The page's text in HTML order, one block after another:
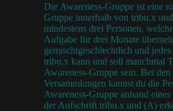
Die Awareness-Gruppe ist eine
Gruppe innerhalb von tribu.x und
mindestens drei Personen,
Aufgabe für drei Monate
gemischtgeschlechtlich und
tribu.x kann und soll manchmal
Awareness-Gruppe sein. Bei den
Versammlungen kannst du die
Awareness-Gruppe anhand
der Aufschrift tribu.x und (A)